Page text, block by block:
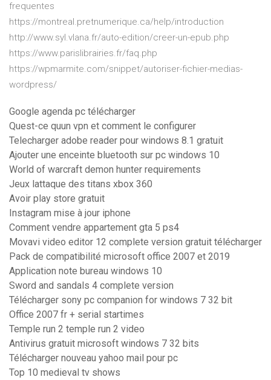
frequentes
https://montreal.pretnumerique.ca/help/introduction
http://www.syl.vlana.fr/auto-edition/creer-un-epub.php
https://www.parislibrairies.fr/faq.php
https://wpmarmite.com/snippet/autoriser-fichier-medias-
wordpress/
Google agenda pc télécharger
Quest-ce quun vpn et comment le configurer
Telecharger adobe reader pour windows 8.1 gratuit
Ajouter une enceinte bluetooth sur pc windows 10
World of warcraft demon hunter requirements
Jeux lattaque des titans xbox 360
Avoir play store gratuit
Instagram mise à jour iphone
Comment vendre appartement gta 5 ps4
Movavi video editor 12 complete version gratuit télécharger
Pack de compatibilité microsoft office 2007 et 2019
Application note bureau windows 10
Sword and sandals 4 complete version
Télécharger sony pc companion for windows 7 32 bit
Office 2007 fr + serial startimes
Temple run 2 temple run 2 video
Antivirus gratuit microsoft windows 7 32 bits
Télécharger nouveau yahoo mail pour pc
Top 10 medieval tv shows